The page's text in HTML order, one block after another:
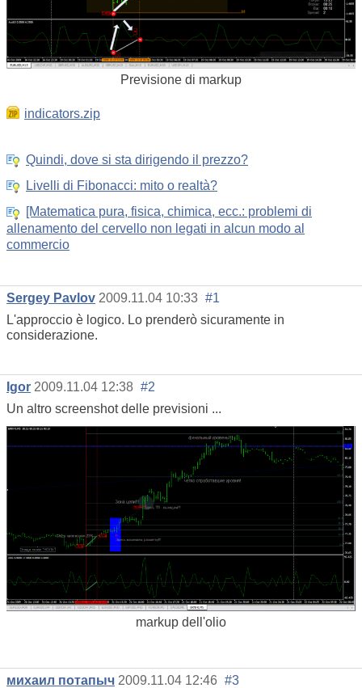
Previsione di markup
indicators.zip
Quindi, dove si sta dirigendo il prezzo?
Livelli di Fibonacci: mito o realtà?
[Matematica pura, fisica, chimica, ecc.: problemi di
allenamento del cervello non legati in alcun modo al
commercio
Sergey Pavlov 2009.11.04 10:33 #1
L'approccio è logico. Lo prenderò sicuramente in
considerazione.
Igor 2009.11.04 12:38 #2
Un altro screenshot delle previsioni ...
markup dell'olio
михаил потапыч 2009.11.04 12:46 #3